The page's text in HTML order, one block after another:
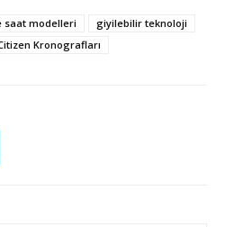
saat modelleri
giyilebilir teknoloji
Kronografları